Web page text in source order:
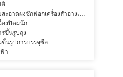
ติ
สะอาดผงซักฟอกเครื่องสำอางเครื่องดื่มผลิต
องปิดผนึก
ขึ้นรูปถุง
นรูปการบรรจุซีล
า